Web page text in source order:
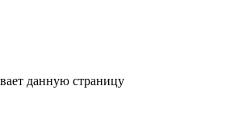
данную страницу